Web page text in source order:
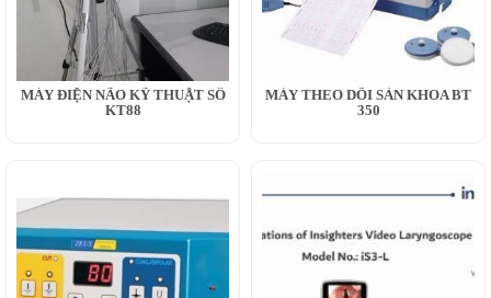
MÁY ĐIỆN NÃO KỸ THUẬT SỐ
KT88
MÁY THEO DÕI SẢN KHOA BT
350